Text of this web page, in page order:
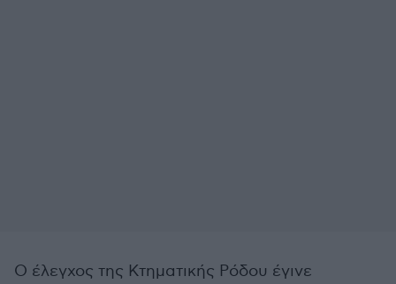
Ο έλεγχος της Κτηματικής Ρόδου έγινε